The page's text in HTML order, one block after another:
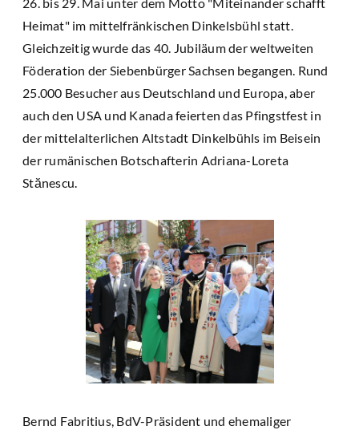
Heimat" im mittelfränkischen Dinkelsbühl statt.
Gleichzeitig wurde das 40. Jubiläum der weltweiten
Föderation der Siebenbürger Sachsen begangen. Rund
25.000 Besucher aus Deutschland und Europa, aber
auch den USA und Kanada feierten das Pfingstfest in
der mittelalterlichen Altstadt Dinkelbühls im Beisein
der rumänischen Botschafterin Adriana-Loreta
Stănescu.
Bernd Fabritius, BdV-Präsident und ehemaliger